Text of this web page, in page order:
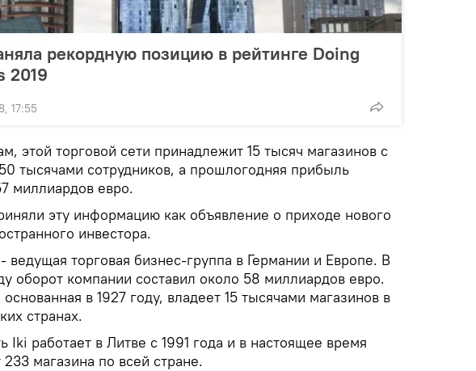
рекордную позицию в рейтинге Doing
2019
17:55
этой торговой сети принадлежит 15 тысяч магазинов с
тысячами сотрудников, а прошлогодняя прибыль
миллиардов евро.
эту информацию как объявление о приходе нового
инвестора.
ведущая торговая бизнес-группа в Германии и Европе. В
оборот компании составил около 58 миллиардов евро.
в 1927 году, владеет 15 тысячами магазинов в
странах.
Iki работает в Литве с 1991 года и в настоящее время
233 магазина по всей стране.